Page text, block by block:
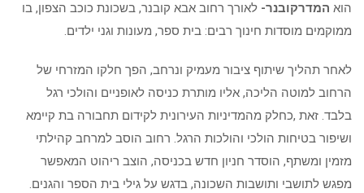
הוא המדרקובנר- לאורך רחוב אבא קובנר, בשכונת כוכב הצפון, בו
ממוקמים מוסדות חינוך רבים: בית ספר, מעונות וגני ילדים.
לאחר תהליך שיתוף ציבור מעמיק ונרחב, הפך חלקו המזרחי של
הרחוב למוטה הליכה, אליו מותרת כניסה לאופניים והולכי רגל
בלבד. זאת ,כחלק מהמדיניות העירונית לקידום תחבורה בת קיימא
ושיפור בטיחות הולכי והולכות הרגל.​ רחוב הוסב למרחב קהילתי
מזמין ומשתף, הוסדר חניון חדש בכניסה, הוצב ריהוט המאפשר
מפגש לתושבי ותושבות השכונה, בדגש על גילי בית הספר והגנים.